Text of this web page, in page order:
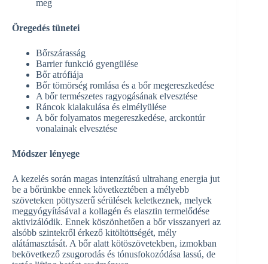
meg
Öregedés tünetei
Bőrszárasság
Barrier funkció gyengülése
Bőr atrófiája
Bőr tömörség romlása és a bőr megereszkedése
A bőr természetes ragyogásának elvesztése
Ráncok kialakulása és elmélyülése
A bőr folyamatos megereszkedése, arckontúr
vonalainak elvesztése
Módszer lényege
A kezelés során magas intenzítású ultrahang energia jut
be a bőrünkbe ennek következtében a mélyebb
szöveteken pöttyszerű sérülések keletkeznek, melyek
meggyógyításával a kollagén és elasztin termelődése
aktivizálódik. Ennek köszönhetően a bőr visszanyeri az
alsóbb szintekről érkező kitöltöttségét, mély
alátámasztását. A bőr alatt kötöszövetekben, izmokban
bekövetkező zsugorodás és tónusfokozódása lassú, de